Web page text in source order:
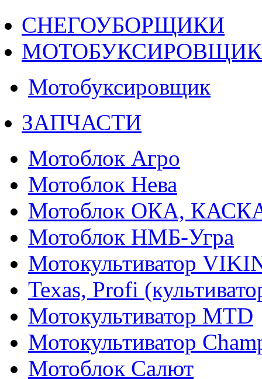
СНЕГОУБОРЩИКИ
Мотобуксировщик
ЗАПЧАСТИ
Мотоблок Агро
Мотоблок Нева
Мотоблок ОКА,
Мотоблок НМБ-Угра
Мотокультиватор
Texas, Profi
Мотокультиватор MTD
Мотокультиватор
Мотоблок Салют